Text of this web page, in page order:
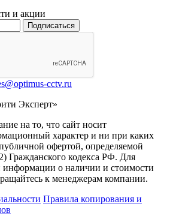
и акции
Подписаться
cctv.ru
Эксперт»
на то, что сайт носит
характер и ни при каких
офертой, определяемой
Гражданского кодекса РФ. Для
информации о наличии и стоимости
к менеджерам компании.
Правила копирования и